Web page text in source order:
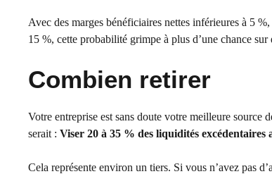
Avec des marges bénéficiaires nettes inférieures à 5
15 %, cette probabilité grimpe à plus d’une chance sur
Combien retirer
Votre entreprise est sans doute votre meilleure source
serait : Viser 20 à 35 % des liquidités excédentaires
Cela représente environ un tiers. Si vous n’avez pas